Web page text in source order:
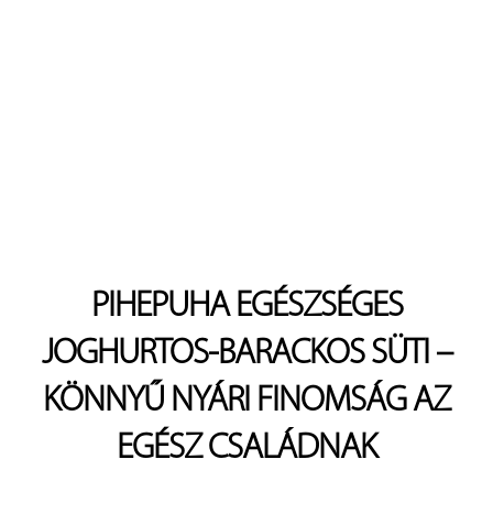
PIHEPUHA EGÉSZSÉGES
JOGHURTOS-BARACKOS SÜTI –
KÖNNYŰ NYÁRI FINOMSÁG AZ
EGÉSZ CSALÁDNAK